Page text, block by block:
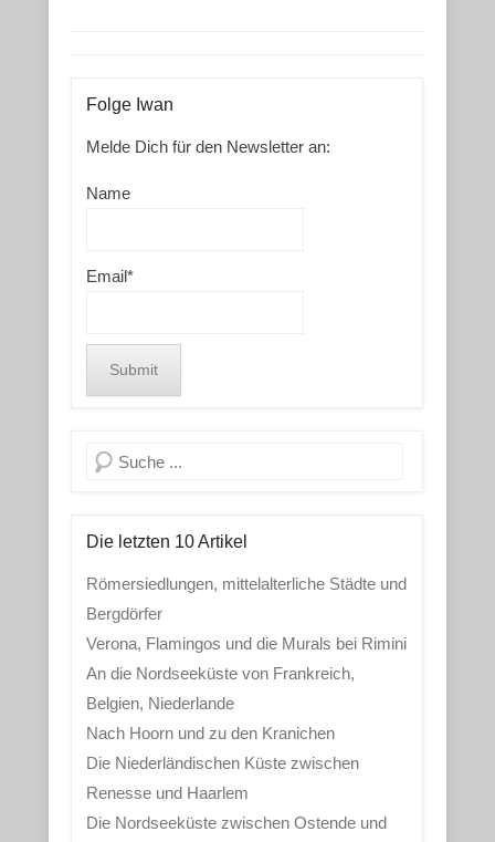
Folge Iwan
Melde Dich für den Newsletter an:
Name
Email*
Search
Die letzten 10 Artikel
Römersiedlungen, mittelalterliche Städte und
Bergdörfer
Verona, Flamingos und die Murals bei Rimini
An die Nordseeküste von Frankreich,
Belgien, Niederlande
Nach Hoorn und zu den Kranichen
Die Niederländischen Küste zwischen
Renesse und Haarlem
Die Nordseeküste zwischen Ostende und